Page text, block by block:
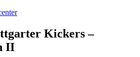
Kickers –
II